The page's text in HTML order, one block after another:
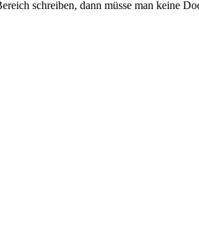
schreiben, dann müsse man keine